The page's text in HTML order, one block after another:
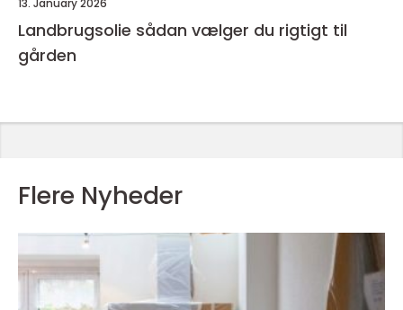
13. January 2026
Landbrugsolie sådan vælger du rigtigt til
gården
Flere Nyheder